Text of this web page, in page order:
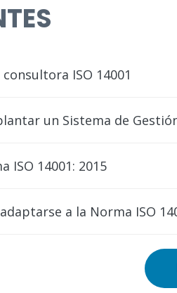
ISO 14001
un Sistema de
ISO 14001: 2015
a la Norma ISO